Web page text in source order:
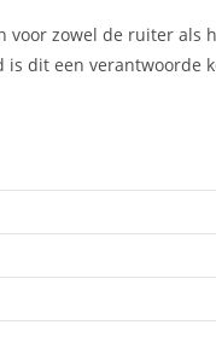
voor zowel de ruiter als
dit een verantwoorde